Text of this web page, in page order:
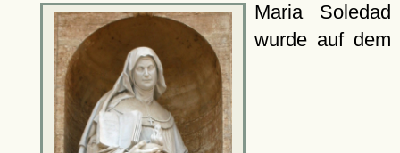
Maria Soledad
wurde auf dem